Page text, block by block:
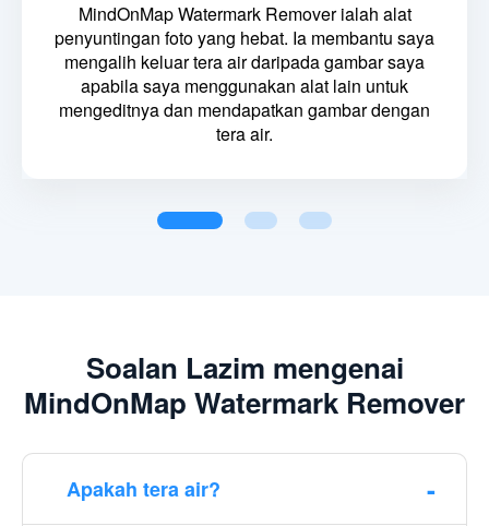
MindOnMap Watermark Remover ialah alat
penyuntingan foto yang hebat. Ia membantu saya
mengalih keluar tera air daripada gambar saya
apabila saya menggunakan alat lain untuk
mengeditnya dan mendapatkan gambar dengan
tera air.
Soalan Lazim mengenai
MindOnMap Watermark Remover
Apakah tera air?